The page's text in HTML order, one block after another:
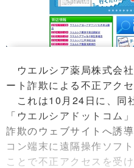
ウエルシア薬局株式会
ート詐欺による不正アク
これは10月24日に、同
「ウエルシアドットコム
詐欺のウェブサイトへ誘
コン端末に遠隔操作ソフ
ことで不正アクセスを受